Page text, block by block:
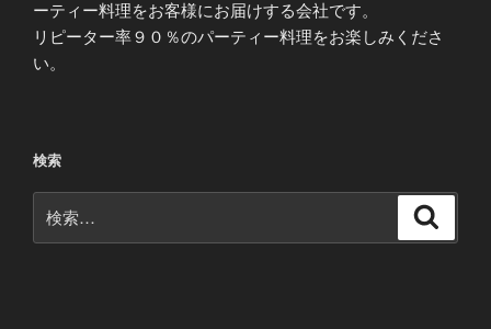
ーティー料理をお客様にお届けする会社です。
リピーター率９０％のパーティー料理をお楽しみくださ
い。
検索
索: